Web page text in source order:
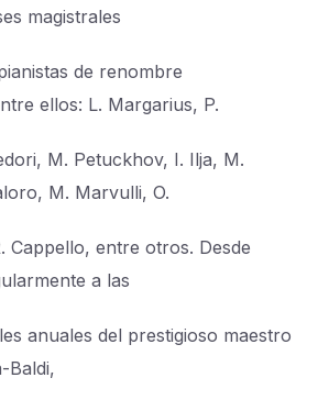
magistrales
de renombre
ellos: L. Margarius, P.
M. Petuckhov, I. Ilja, M.
M. Marvulli, O.
Cappello, entre otros. Desde
a las
anuales del prestigioso maestro
Baldi,